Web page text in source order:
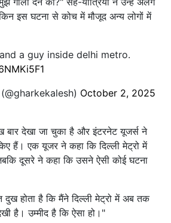
इस घटना से कोच में मौजूद अन्य लोगों में
a guy inside delhi metro.
October 2, 2025
बार देखा जा चुका है और इंटरनेट यूजर्स ने
हैं। एक यूजर ने कहा कि दिल्ली मेट्रो में
दूसरे ने कहा कि उसने ऐसी कोई घटना
होता है कि मैंने दिल्ली मेट्रो में अब तक
है। उम्मीद है कि ऐसा हो।"